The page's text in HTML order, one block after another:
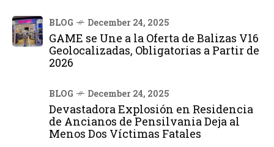
BLOG December 24, 2025
GAME se Une a la Oferta de Balizas V16
Geolocalizadas, Obligatorias a Partir de
2026
BLOG December 24, 2025
Devastadora Explosión en Residencia
de Ancianos de Pensilvania Deja al
Menos Dos Víctimas Fatales